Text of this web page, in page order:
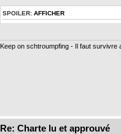
SPOILER: AFFICHER
Keep on schtroumpfing - Il faut survivre
Re: Charte lu et approuvé